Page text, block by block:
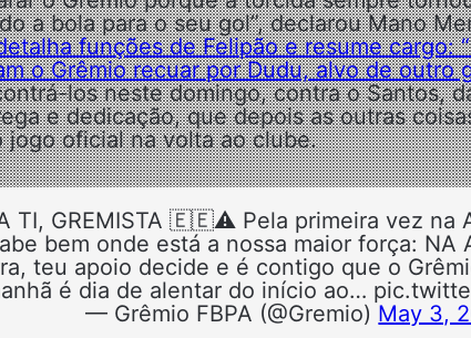
a bola para o seu gol”, declarou Mano
funções de Felipão e resume cargo:
o Grêmio recuar por Dudu, alvo de outro
los neste domingo, contra o Santos,
e dedicação, que depois as outras
jogo oficial na volta ao clube.
TI, GREMISTA 🇪🇪⚠️ Pela primeira vez na
bem onde está a nossa maior força: NA
teu apoio decide e é contigo que o
é dia de alentar do início ao…
— Grêmio FBPA (@Gremio) May 3,